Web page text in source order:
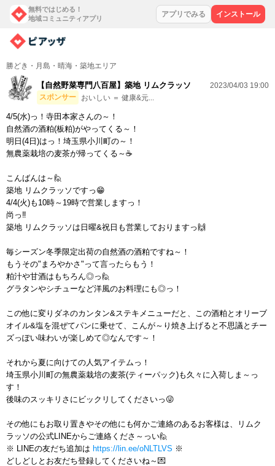
無料ではじめる！
地域コミュニティアプリ
アプリでみる インストール
勝どき・月島・晴海・築地エリア
【自然野菜専門八百屋】築地 リムクラッソ
スポンサー おいしい ＝ 健康&元...
2023/04/03 19:00
4/5(水)っ！寺田本家さんの～！
自然酒の酒粕(板粕)がやってくる～！
明日(4日)はっ！埼玉県小川町の～！
無農薬栽培の麦茶が帰ってくる～☕
こんばんは～🙋
築地 リムクラッソですっ😁
4/4(火)も10時～19時で営業しますっ！
尚っ‼
築地 リムクラッソは日曜&祝日も営業しておりますっ🙌
毎シーズン冬季限定出荷の自然酒の酒粕ですね～！
もうその"まろやかさ"って言ったらもう！
粕汁や甘酒はもちろん◎っ🙋
グラタンやシチューなど洋風のお料理にも◎っ！
この他に変りダネのカンタン&ステキメニューだと、この酒粕とオリーブ
オイル&塩を混ぜてパンに乗せて、こんが～り焼き上げると不思議とチー
ズっぽい味わいが楽しめて◎なんです～！
それから夏に向けての人気アイテムっ！
埼玉県小川町の無農薬栽培の麦茶(ティーパック)も久々に入荷しま～っ
す！
後味のスッキリさにビックリしてくださいっ😜
その他にもお取り置きやその他にも何かご連絡のあるお客様は、リムク
ラッソの公式LINEからご連絡くださ～っい🙋
※ LINEの友だち追加は https://lin.ee/oNLTLVS ※
どしどしとお友だち登録してくださいね～💌